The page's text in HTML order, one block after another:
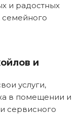
и радостных
семейного
и
услуги,
в помещении и
сервисного